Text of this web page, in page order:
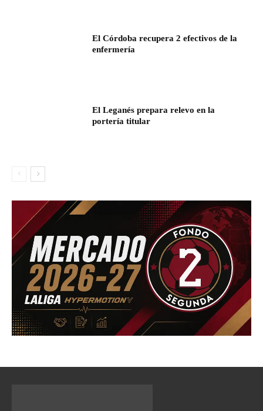
El Córdoba recupera 2 efectivos de la
enfermería
El Leganés prepara relevo en la
portería titular